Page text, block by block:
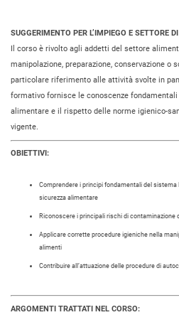
SUGGERIMENTO PER L’IMPIEGO E SETTORE
Il corso è rivolto agli addetti del settore
manipolazione, preparazione, conservazione o
particolare riferimento alle attività svolte in
formativo fornisce le conoscenze
alimentare e il rispetto delle norme igienico-
vigente.
OBIETTIVI:
Comprendere i principi fondamentali del sistema
sicurezza alimentare
Riconoscere i principali rischi di contaminazione
Applicare corrette procedure igieniche nella
alimenti
Contribuire all’attuazione delle procedure di
ARGOMENTI TRATTATI NEL CORSO: